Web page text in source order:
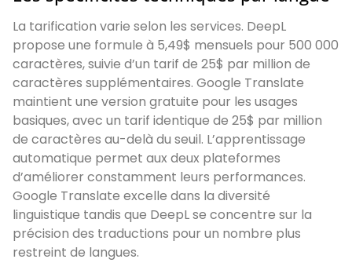
La tarification varie selon les services. DeepL
propose une formule à 5,49$ mensuels pour 500 000
caractères, suivie d’un tarif de 25$ par million de
caractères supplémentaires. Google Translate
maintient une version gratuite pour les usages
basiques, avec un tarif identique de 25$ par million
de caractères au-delà du seuil. L’apprentissage
automatique permet aux deux plateformes
d’améliorer constamment leurs performances.
Google Translate excelle dans la diversité
linguistique tandis que DeepL se concentre sur la
précision des traductions pour un nombre plus
restreint de langues.